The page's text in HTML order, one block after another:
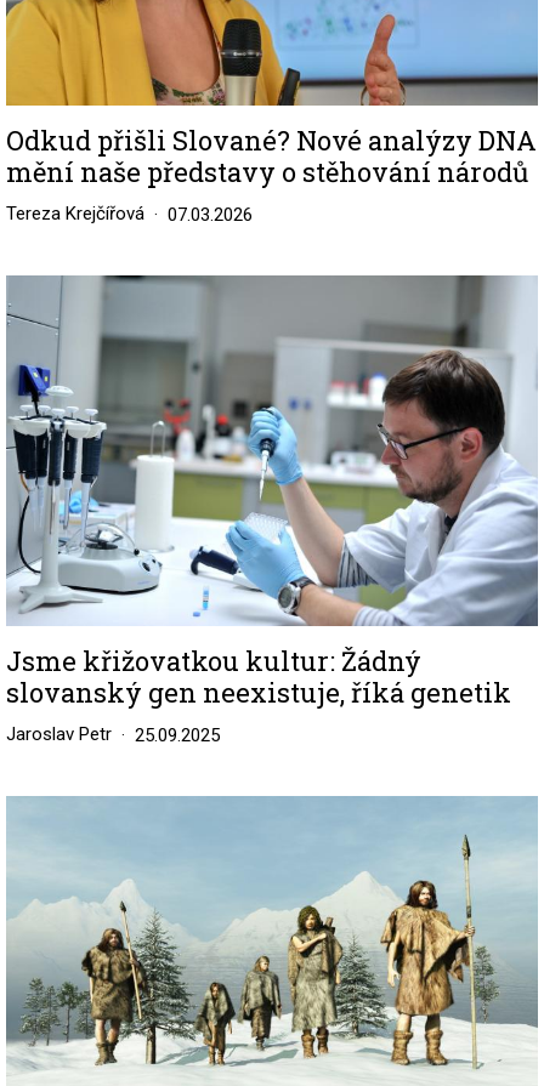
Odkud přišli Slované? Nové analýzy DNA
mění naše představy o stěhování národů
Tereza Krejčířová 07.03.2026
Jsme křižovatkou kultur: Žádný
slovanský gen neexistuje, říká genetik
Jaroslav Petr 25.09.2025